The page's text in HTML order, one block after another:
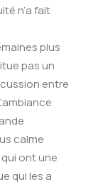
n’a fait
plus
pas un
entre
calme
ont une
qui les a